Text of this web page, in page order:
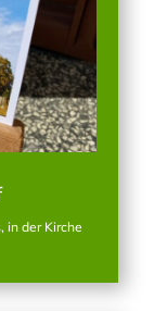
in der Kirche